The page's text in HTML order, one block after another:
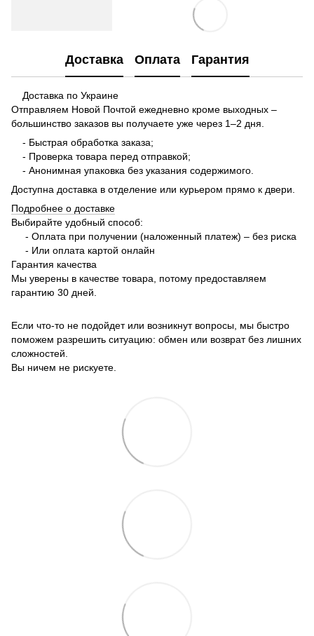
Доставка Оплата Гарантия
Доставка по Украине
Отправляем Новой Почтой ежедневно кроме выходных –
большинство заказов вы получаете уже через 1–2 дня.
- Быстрая обработка заказа;
- Проверка товара перед отправкой;
- Анонимная упаковка без указания содержимого.
Доступна доставка в отделение или курьером прямо к двери.
Подробнее о доставке
Выбирайте удобный способ:
- Оплата при получении (наложенный платеж) – без риска
- Или оплата картой онлайн
Гарантия качества
Мы уверены в качестве товара, потому предоставляем
гарантию 30 дней.
Если что-то не подойдет или возникнут вопросы, мы быстро
поможем разрешить ситуацию: обмен или возврат без лишних
сложностей.
Вы ничем не рискуете.